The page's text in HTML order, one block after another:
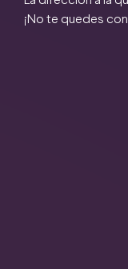
¡No te quedes